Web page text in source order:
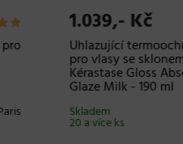
sprej
sklonem ke krepatění
Gloss Absolu Anti-Frizz
Kérastase Paris